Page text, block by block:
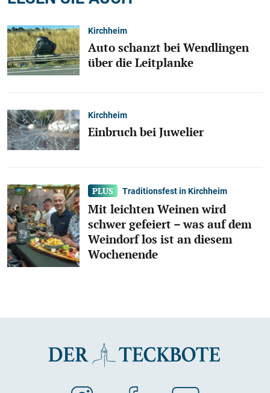
Kirchheim
Auto schanzt bei Wendlingen
über die Leitplanke
Kirchheim
Einbruch bei Juwelier
Traditionsfest in Kirchheim
Mit leichten Weinen wird
schwer gefeiert – was auf dem
Weindorf los ist an diesem
Wochenende